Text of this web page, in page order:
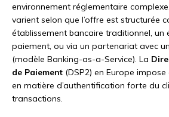
environnement réglementaire
varient selon que l’offre est structurée
établissement bancaire traditionnel, un
paiement, ou via un partenariat avec
(modèle Banking-as-a-Service). La
de Paiement (DSP2) en Europe
en matière d’authentification forte du
transactions.